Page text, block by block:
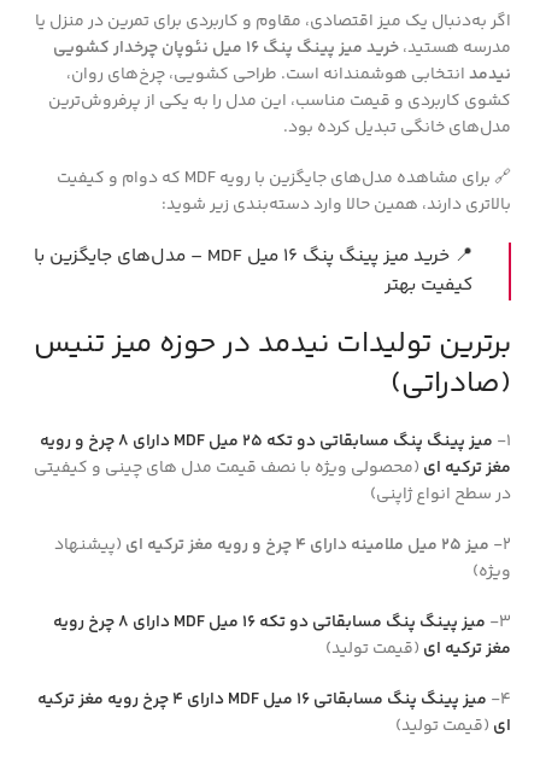
اگر به‌دنبال یک میز اقتصادی، مقاوم و کاربردی برای تمرین در منزل یا
مدرسه هستید،
خرید میز پینگ پنگ 16 میل نئوپان چرخدار کشویی
نیدمدانتخابی هوشمندانه است. طراحی کشویی، چرخ‌های روان،
کشوی کاربردی و قیمت مناسب، این مدل را به یکی از پرفروش‌ترین
مدل‌های خانگی تبدیل کرده بود.
🔗 برای مشاهده مدل‌های جایگزین با رویه MDF که دوام و کیفیت
بالاتری دارند، همین حالا وارد دسته‌بندی زیر شوید:
📍 خرید میز پینگ پنگ 16 میل MDF – مدل‌های جایگزین با
کیفیت بهتر
برترین تولیدات نیدمد در حوزه میز تنیس
(صادراتی)
1-
میز پینگ پنگ مسابقاتی دو تکه 25 میل MDF دارای 8 چرخ و رویه
مغز ترکیه ای (محصولی ویژه با نصف قیمت مدل های چینی و کیفیتی
در سطح انواع ژاپنی)
2- میز 25 میل ملامینه دارای 4 چرخ و رویه مغز ترکیه ای
(پیشنهاد
ویژه)
3-
میز پینگ پنگ مسابقاتی دو تکه 16 میل MDF دارای 8 چرخ رویه
مغز ترکیه ای (قیمت تولید)
4-
میز پینگ پنگ مسابقاتی 16 میل MDF دارای 4 چرخ رویه مغز ترکیه
ای (قیمت تولید)